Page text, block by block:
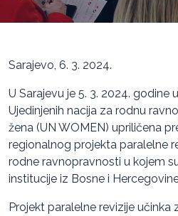
Sarajevo, 6. 3. 2024.
U Sarajevu je 5. 3. 2024. godine
Ujedinjenih nacija za rodnu
žena (UN WOMEN) upriličena
regionalnog projekta paralelne
rodne ravnopravnosti u kojem
institucije iz Bosne i
Projekt paralelne revizije